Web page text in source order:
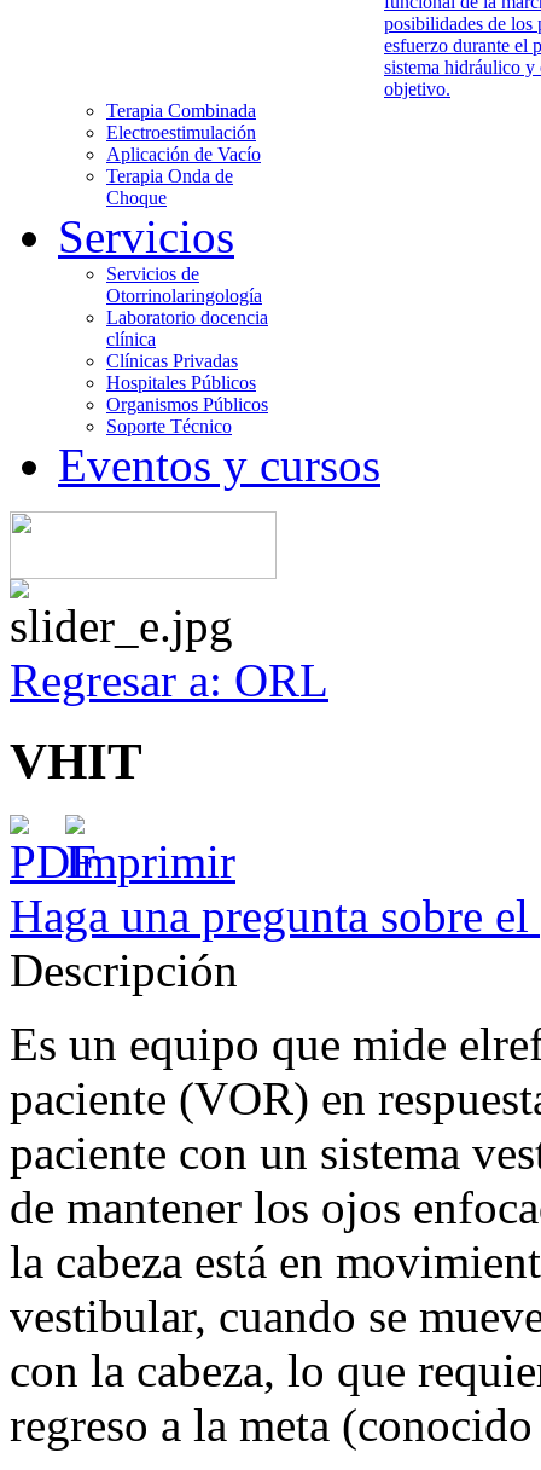
posibilidades de los
esfuerzo durante el
sistema hidráulico y
objetivo.
Terapia Combinada
Electroestimulación
Aplicación de Vacío
Terapia Onda de
Choque
Servicios
Servicios de
Otorrinolaringología
Laboratorio docencia
clínica
Clínicas Privadas
Hospitales Públicos
Organismos Públicos
Soporte Técnico
Eventos y cursos
Regresar a: ORL
VHIT
Haga una pregunta sobre
Descripción
Es un equipo que mide
paciente (VOR) en
paciente con un sistema
de mantener los ojos
la cabeza está en
vestibular, cuando se
con la cabeza, lo que
regreso a la meta